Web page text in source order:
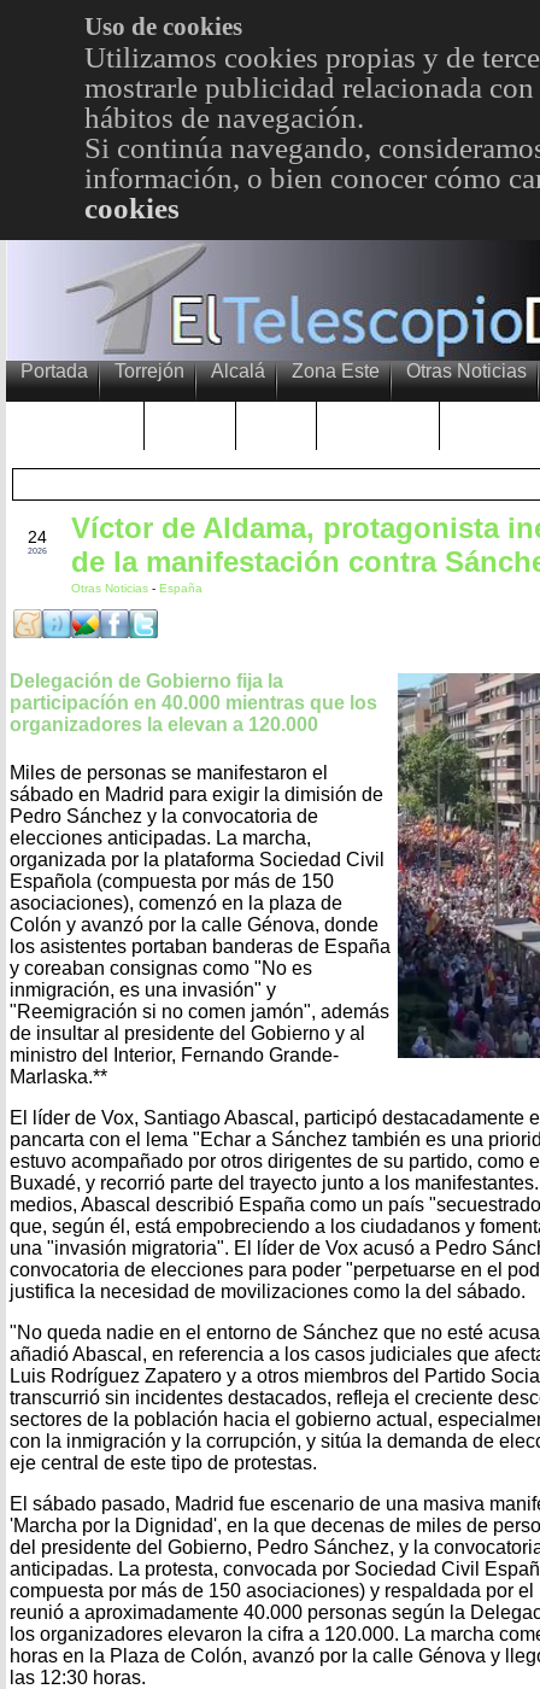
Uso de cookies
Utilizamos cookies propias y de
mostrarle publicidad relacionada
hábitos de navegación.
Si continúa navegando,
información, o bien conocer cómo
cookies
Portada Torrejón Alcalá Zona Este Otras Noticias
24
2026
Víctor de Aldama, protagonista
de la manifestación contra
Otras Noticias - España
Delegación de Gobierno fija la
participacíón en 40.000 mientras que los
organizadores la elevan a 120.000
Miles de personas se manifestaron el
sábado en Madrid para exigir la dimisión de
Pedro Sánchez y la convocatoria de
elecciones anticipadas. La marcha,
organizada por la plataforma Sociedad Civil
Española (compuesta por más de 150
asociaciones), comenzó en la plaza de
Colón y avanzó por la calle Génova, donde
los asistentes portaban banderas de España
y coreaban consignas como "No es
inmigración, es una invasión" y
"Reemigración si no comen jamón", además
de insultar al presidente del Gobierno y al
ministro del Interior, Fernando Grande-
Marlaska.**
El líder de Vox, Santiago Abascal, participó destacadamente
pancarta con el lema "Echar a Sánchez también es una
estuvo acompañado por otros dirigentes de su partido, como
Buxadé, y recorrió parte del trayecto junto a los
medios, Abascal describió España como un país
que, según él, está empobreciendo a los ciudadanos y
una "invasión migratoria". El líder de Vox acusó a Pedro
convocatoria de elecciones para poder "perpetuarse en el
justifica la necesidad de movilizaciones como la del sábado.
"No queda nadie en el entorno de Sánchez que no esté
añadió Abascal, en referencia a los casos judiciales que
Luis Rodríguez Zapatero y a otros miembros del Partido
transcurrió sin incidentes destacados, refleja el creciente
sectores de la población hacia el gobierno actual,
con la inmigración y la corrupción, y sitúa la demanda de
eje central de este tipo de protestas.
El sábado pasado, Madrid fue escenario de una masiva
'Marcha por la Dignidad', en la que decenas de miles de
del presidente del Gobierno, Pedro Sánchez, y la
anticipadas. La protesta, convocada por Sociedad Civil
compuesta por más de 150 asociaciones) y respaldada por
reunió a aproximadamente 40.000 personas según la
los organizadores elevaron la cifra a 120.000. La marcha
horas en la Plaza de Colón, avanzó por la calle Génova y
las 12:30 horas.